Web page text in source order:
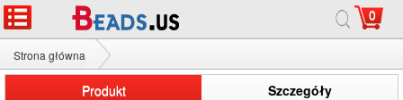
0
Strona główna
Naszyjnik ze stali nierdzewnej
Produkt
Szczegóły